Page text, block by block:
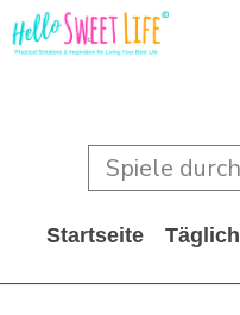
Startseite Täglich